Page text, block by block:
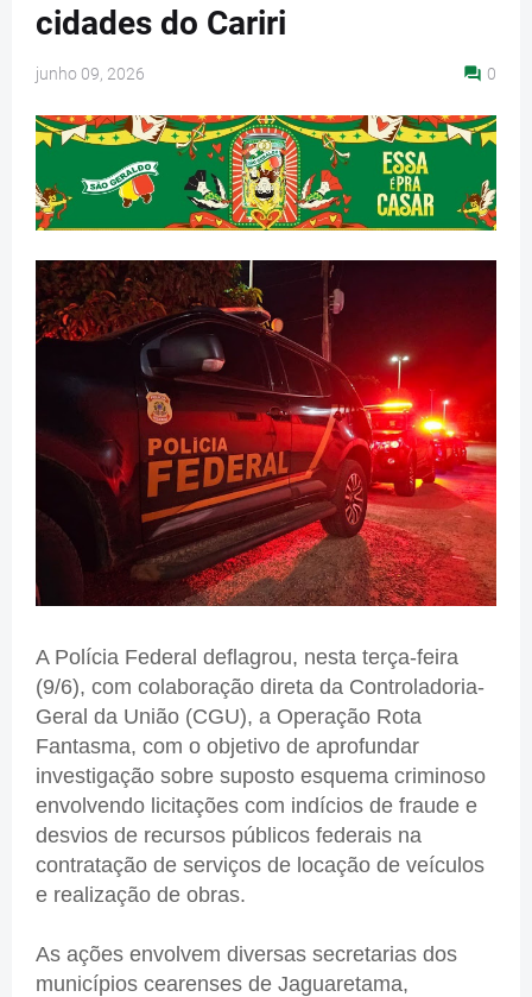
cidades do Cariri
junho 09, 2026 0
A Polícia Federal deflagrou, nesta terça-feira
(9/6), com colaboração direta da Controladoria-
Geral da União (CGU), a Operação Rota
Fantasma, com o objetivo de aprofundar
investigação sobre suposto esquema criminoso
envolvendo licitações com indícios de fraude e
desvios de recursos públicos federais na
contratação de serviços de locação de veículos
e realização de obras.
As ações envolvem diversas secretarias dos
municípios cearenses de Jaguaretama,